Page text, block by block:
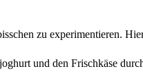
zu experimentieren.
und den Frischkäse